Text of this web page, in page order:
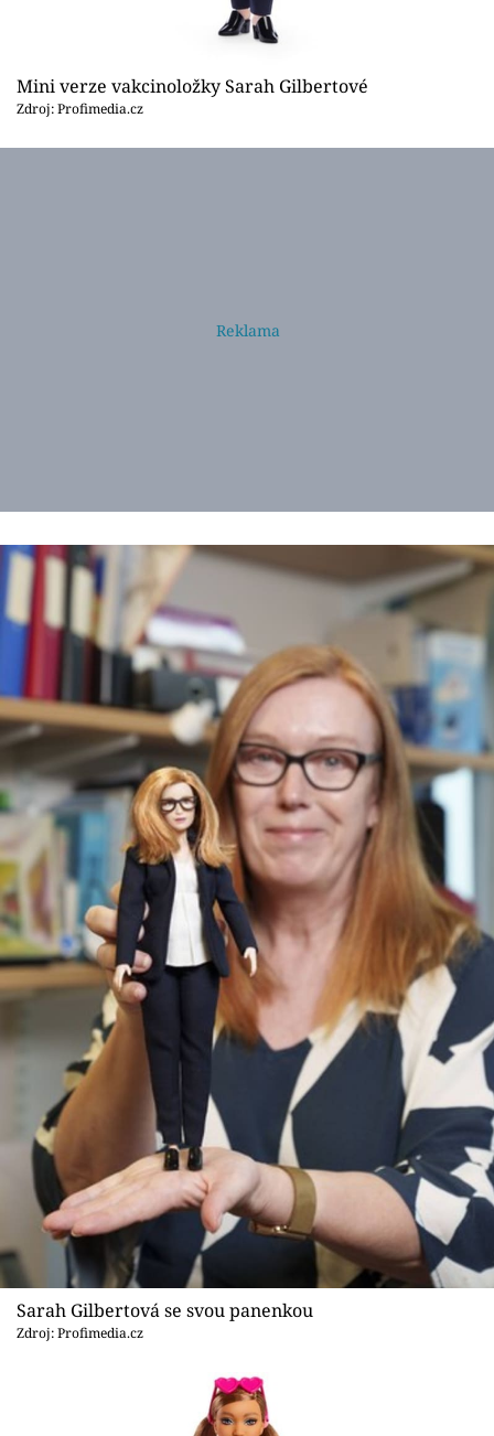
Mini verze vakcinoložky Sarah Gilbertové
Zdroj: Profimedia.cz
Sarah Gilbertová se svou panenkou
Zdroj: Profimedia.cz